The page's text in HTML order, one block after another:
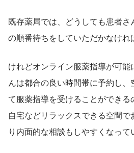
既存薬局では、どうしても患者
の順番待ちをしていただかなけれ
けれどオンライン服薬指導が可能
んは都合の良い時間帯に予約し
て服薬指導を受けることができる
自宅などリラックスできる空間
り内面的な相談もしやすくなって